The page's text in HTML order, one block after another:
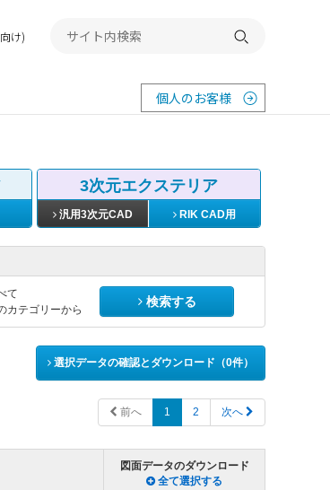
個人のお客様
け) 検索する
3次元エクステリア
汎用3次元CAD RIK CAD用
て
カテゴリーから
検索する
選択データの確認とダウンロード（0件）
前へ 1 2 次へ
図面データのダウンロード
全て選択する